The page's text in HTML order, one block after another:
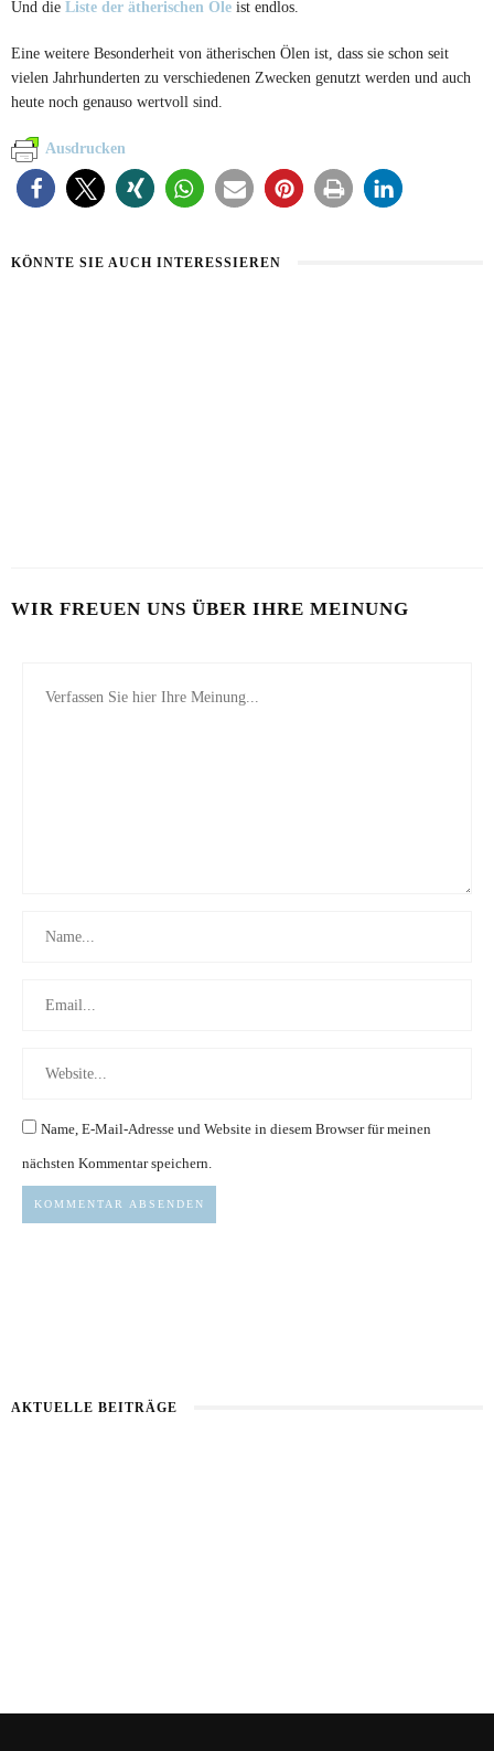
Und die Liste der ätherischen Öle ist endlos.
Eine weitere Besonderheit von ätherischen Ölen ist, dass sie schon seit
vielen Jahrhunderten zu verschiedenen Zwecken genutzt werden und auch
heute noch genauso wertvoll sind.
Ausdrucken
KÖNNTE SIE AUCH INTERESSIEREN
WIR FREUEN UNS ÜBER IHRE MEINUNG
Name, E-Mail-Adresse und Website in diesem Browser für meinen
nächsten Kommentar speichern.
AKTUELLE BEITRÄGE